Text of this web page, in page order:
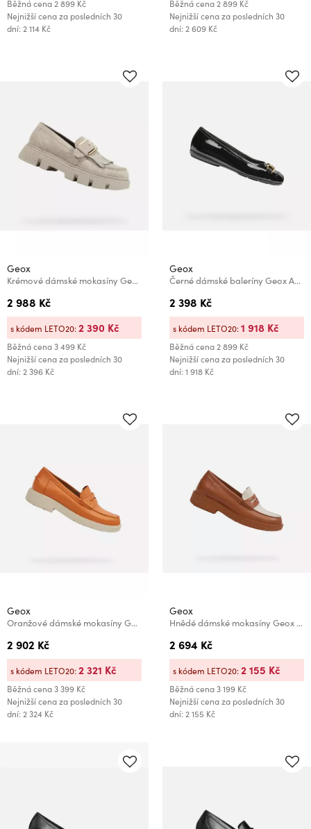
Běžná cena2 899 Kč
Nejnižší cena za posledních 30
dní: 2 114 Kč
Běžná cena2 899 Kč
Nejnižší cena za posledních 30
dní: 2 609 Kč
Geox
Krémové dámské mokasíny Geox Vilde
2 988 Kč
Běžná cena3 499 Kč
Nejnižší cena za posledních 30
dní: 2 396 Kč
s kódem LETO20:2 390 Kč
Geox
Černé dámské baleríny Geox Annytah
2 398 Kč
Běžná cena2 899 Kč
Nejnižší cena za posledních 30
dní: 1 918 Kč
s kódem LETO20:1 918 Kč
Geox
Oranžové dámské mokasíny Geox Spherica EC1
2 902 Kč
Běžná cena3 399 Kč
Nejnižší cena za posledních 30
dní: 2 324 Kč
s kódem LETO20:2 321 Kč
Geox
Hnědé dámské mokasíny Geox Spherica EC1
2 694 Kč
Běžná cena3 199 Kč
Nejnižší cena za posledních 30
dní: 2 155 Kč
s kódem LETO20:2 155 Kč